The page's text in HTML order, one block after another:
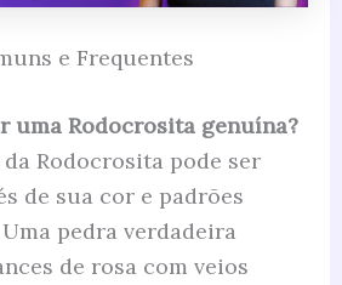
e Frequentes
uma Rodocrosita genuína?
Rodocrosita pode ser
de sua cor e padrões
pedra verdadeira
de rosa com veios